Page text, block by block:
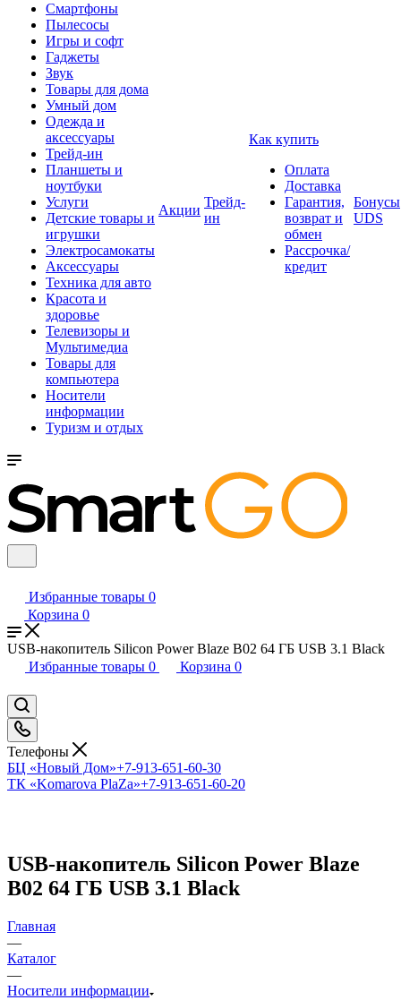
Смартфоны
Пылесосы
Игры и софт
Гаджеты
Звук
Товары для дома
Умный дом
Одежда и
аксессуары
Трейд-ин
Планшеты и
ноутбуки
Услуги
Детские товары и
игрушки
Электросамокаты
Аксессуары
Техника для авто
Красота и
здоровье
Телевизоры и
Мультимедиа
Товары для
компьютера
Носители
информации
Туризм и отдых
Акции
Трейд-
ин
Как купить
Оплата
Доставка
Гарантия,
возврат и
обмен
Рассрочка/
кредит
Бонусы
UDS
Избранные товары 0
Корзина 0
USB-накопитель Silicon Power Blaze B02 64 ГБ USB 3.1 Black
Избранные товары 0 Корзина 0
Телефоны
БЦ «Новый Дом»+7-913-651-60-30
ТК «Komarova PlaZa»+7-913-651-60-20
USB-накопитель Silicon Power Blaze
B02 64 ГБ USB 3.1 Black
Главная
—
Каталог
—
Носители информации